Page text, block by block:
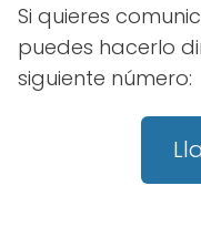
Si quieres
puedes hacerlo
siguiente número: